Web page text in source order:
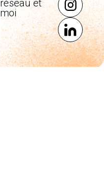
réseau et
moi